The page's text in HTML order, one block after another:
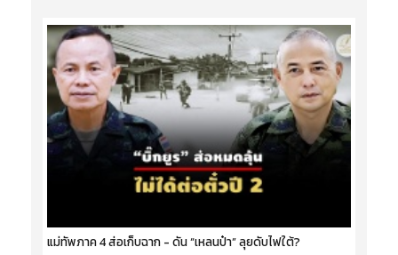
แม่ทัพภาค 4 ส่อเก็บฉาก - ดัน “เหลนป๋า” ลุยดับไฟใต้?